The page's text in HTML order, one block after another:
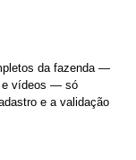
da fazenda —
e vídeos — só
e a validação